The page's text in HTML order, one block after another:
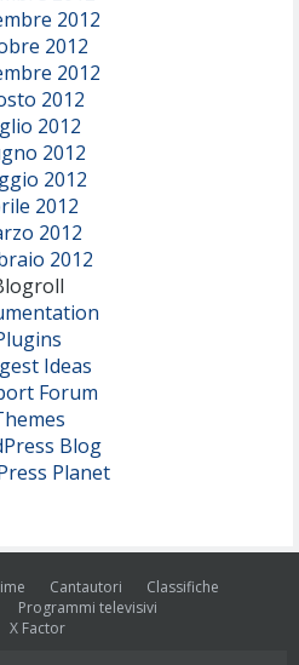
2012
2012
2012
2012
2012
2012
2012
2012
2012
2012
Ideas
Forum
Blog
Planet
Cantautori
Classifiche
Programmi televisivi
X Factor